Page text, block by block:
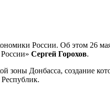
России. Об этом 26
Сергей Горохов.
зоны Донбасса, создание